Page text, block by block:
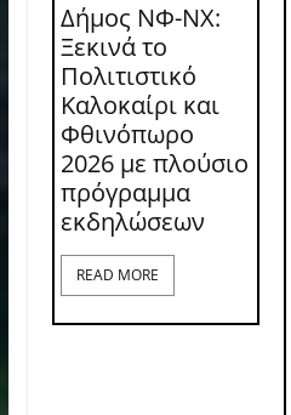
Δήμος ΝΦ-ΝΧ:
Ξεκινά το
Πολιτιστικό
Καλοκαίρι και
Φθινόπωρο
2026 με πλούσιο
πρόγραμμα
εκδηλώσεων
READ MORE